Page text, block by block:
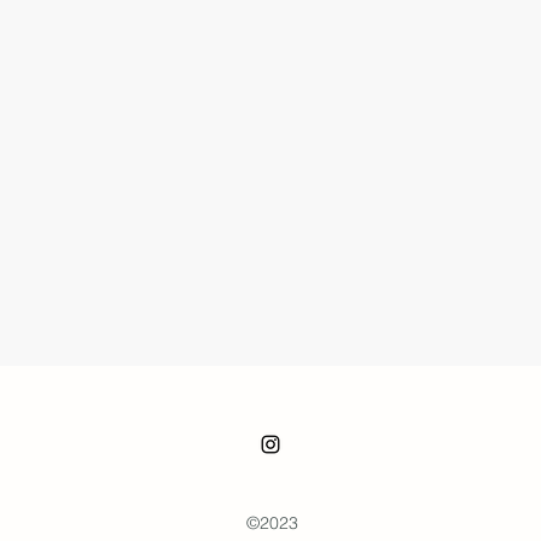
©2023